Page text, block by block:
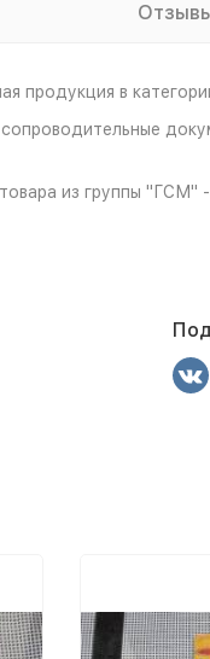
продукция в
из группы "ГСМ"